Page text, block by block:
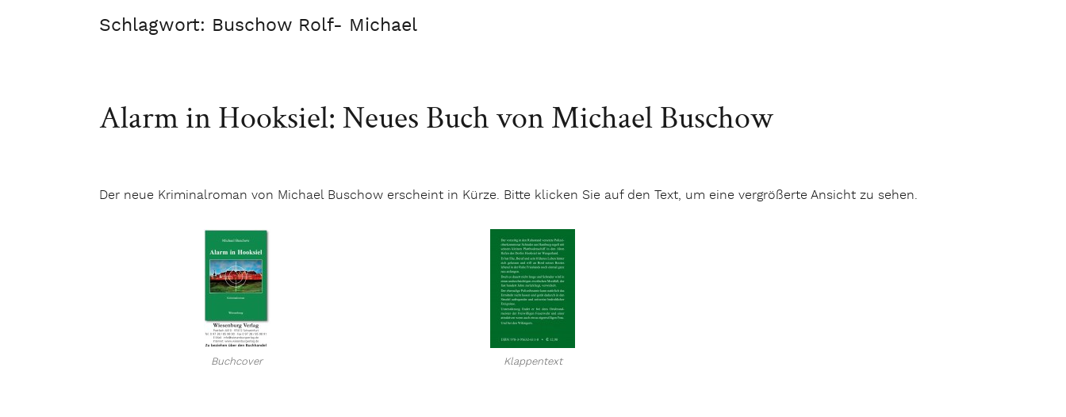
Schlagwort: Buschow Rolf- Michael
Alarm in Hooksiel: Neues Buch von Michael Buschow
Der neue Kriminalroman von Michael Buschow erscheint in Kürze. Bitte klicken Sie auf den Text, um eine vergrößerte Ansicht zu sehen.
Buchcover Klappentext